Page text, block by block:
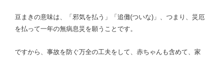
豆まきの意味は、「邪気を払う」「追儺(ついな)」、つまり、災厄
を払って一年の無病息災を願うことです。
ですから、事故を防ぐ万全の工夫をして、赤ちゃんも含めて、家